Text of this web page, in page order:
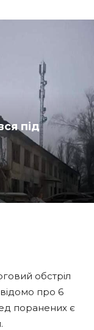
під
обстріл
про 6
поранених є